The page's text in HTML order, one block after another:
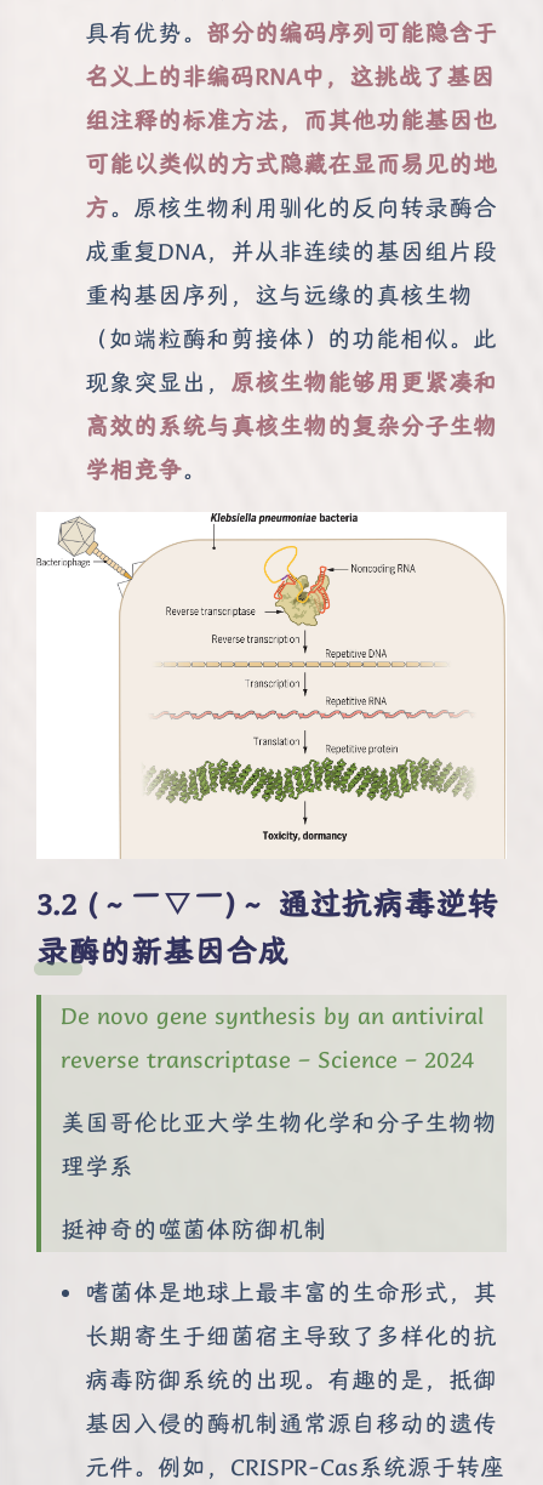
具有优势。 部分的编码序列可能隐含于
名义上的非编码RNA中，这挑战了基因
组注释的标准方法，而其他功能基因也
可能以类似的方式隐藏在显而易见的地
方。原核生物利用驯化的反向转录酶合
成重复DNA，并从非连续的基因组片段
重构基因序列，这与远缘的真核生物
（如端粒酶和剪接体）的功能相似。此
现象突显出， 原核生物能够用更紧凑和
高效的系统与真核生物的复杂分子生物
学相竞争。
(～￣▽￣)～ 通过抗病毒逆转
录酶的新基因合成
De novo gene synthesis by an antiviral
reverse transcriptase – Science – 2024
美国哥伦比亚大学生物化学和分子生物物
理学系
挺神奇的噬菌体防御机制
嗜菌体是地球上最丰富的生命形式，其
长期寄生于细菌宿主导致了多样化的抗
病毒防御系统的出现。有趣的是，抵御
基因入侵的酶机制通常源自移动的遗传
元件。例如，CRISPR-Cas系统源于转座